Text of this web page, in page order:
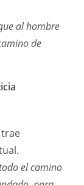
al hombre
de
trae
el camino